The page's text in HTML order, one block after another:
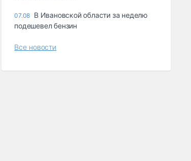
07.08 В Ивановской области за неделю
подешевел бензин
Все новости